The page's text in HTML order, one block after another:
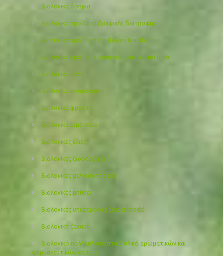
Βιολογικά όσπρια
Βιολογικά προϊόντα βρεφικής διατροφής
Βιολογικά προϊόντα για βρέφη & παιδιά
Βιολογικά προιόντα ομορφιάς και περιποίησης
Βιολογικά σνακ
Βιολογικά σπορόφυτα
Βιολογικά φρούτα
Βιολογικά ωμά σνακ
Βιολογικές ελιές
Βιολογικές ζωοτροφές
Βιολογικές μελισσοτροφές
Βιολογικές μπύρες
Βιολογικές υπερτροφές (superfoods)
Βιολογική ζάχαρη
Βιολογικό πολλαπλασιαστικό υλικό αρωματικών και
φαρμακευτικών φυτών